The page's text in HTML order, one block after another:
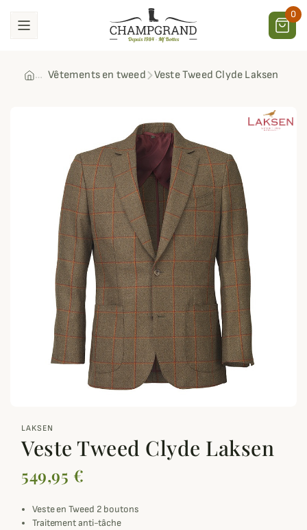
0
Vêtements en tweed Veste Tweed Clyde Laksen
LAKSEN
Veste Tweed Clyde Laksen
549,95 €
Veste en Tweed 2 boutons
Traitement anti-tâche